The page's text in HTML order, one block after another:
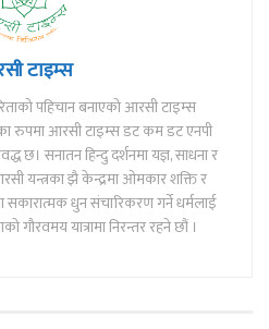
टाइम्स
पहिचान बनाएको आरसी टाइम्स
रुपमा आरसी टाइम्स डट कम डट एनपी
छ। सनातन हिन्दु दर्शनमा यज्ञ, साधना र
यन्त्रका झै केन्द्रमा ओमकार शक्ति र
धुन संचारिकरण गर्ने धर्मलाई
गौरवमय यात्रामा निरन्तर रहने छौं ।